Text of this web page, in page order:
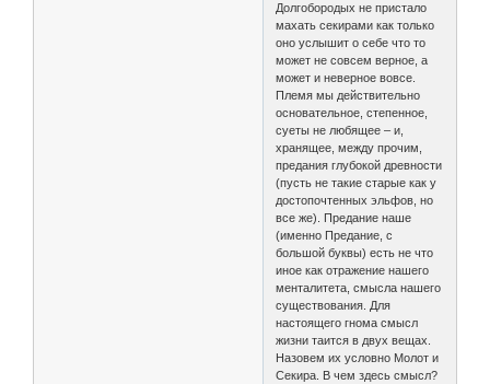
Долгобородых не пристало
махать секирами как только
оно услышит о себе что то
может не совсем верное, а
может и неверное вовсе.
Племя мы действительно
основательное, степенное,
суеты не любящее – и,
хранящее, между прочим,
предания глубокой древности
(пусть не такие старые как у
достопочтенных эльфов, но
все же). Предание наше
(именно Предание, с
большой буквы) есть не что
иное как отражение нашего
менталитета, смысла нашего
существования. Для
настоящего гнома смысл
жизни таится в двух вещах.
Назовем их условно Молот и
Секира. В чем здесь смысл?